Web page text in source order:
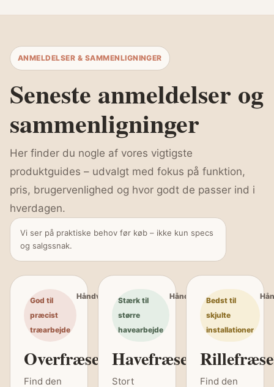
ANMELDELSER & SAMMENLIGNINGER
Seneste anmeldelser og
sammenligninger
Her finder du nogle af vores vigtigste
produktguides – udvalgt med fokus på funktion,
pris, brugervenlighed og hvor godt de passer ind i
hverdagen.
Vi ser på praktiske behov før køb – ikke kun specs
og salgssnak.
God til
præcist
træarbejde
Håndværk
Overfræser
Find den
Stærk til
større
havearbejde
Håndværk
Havefræser
Stort
Bedst til
skjulte
installationer
Find den